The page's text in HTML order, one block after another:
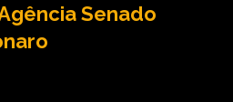
Senado